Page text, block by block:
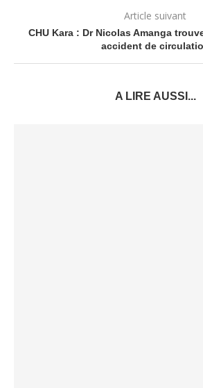
Article suivant
CHU Kara : Dr Nicolas Amanga
accident de
A LIRE AUSSI...